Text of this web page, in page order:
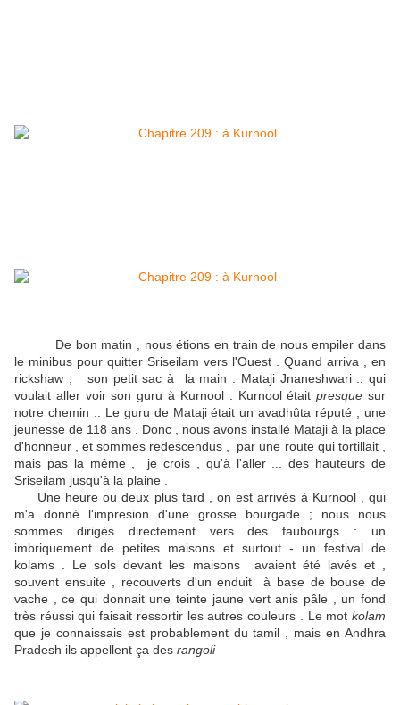
De bon matin , nous étions en train de nous empiler dans
le minibus pour quitter Sriseilam vers l'Ouest . Quand arriva , en
rickshaw , son petit sac à la main : Mataji Jnaneshwari .. qui
voulait aller voir son guru à Kurnool . Kurnool était presquesur
notre chemin .. Le guru de Mataji était un avadhûta réputé , une
jeunesse de 118 ans . Donc , nous avons installé Mataji à la place
d'honneur , et sommes redescendus , par une route qui tortillait ,
mais pas la même , je crois , qu'à l'aller ... des hauteurs de
Sriseilam jusqu'à la plaine .
Une heure ou deux plus tard , on est arrivés à Kurnool , qui
m'a donné l'impresion d'une grosse bourgade ; nous nous
sommes dirigés directement vers des faubourgs : un
imbriquement de petites maisons et surtout - un festival de
kolams . Le sols devant les maisons avaient été lavés et ,
souvent ensuite , recouverts d'un enduit à base de bouse de
vache , ce qui donnait une teinte jaune vert anis pâle , un fond
très réussi qui faisait ressortir les autres couleurs . Le mot kolam
que je connaissais est probablement du tamil , mais en Andhra
Pradesh ils appellent ça des rangoli